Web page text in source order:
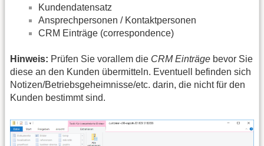
Kundendatensatz
Ansprechpersonen / Kontaktpersonen
CRM Einträge (correspondence)
Hinweis: Prüfen Sie vorallem die CRM Einträge bevor Sie
diese an den Kunden übermitteln. Eventuell befinden sich
Notizen/Betriebsgeheimnisse/etc. darin, die nicht für den
Kunden bestimmt sind.